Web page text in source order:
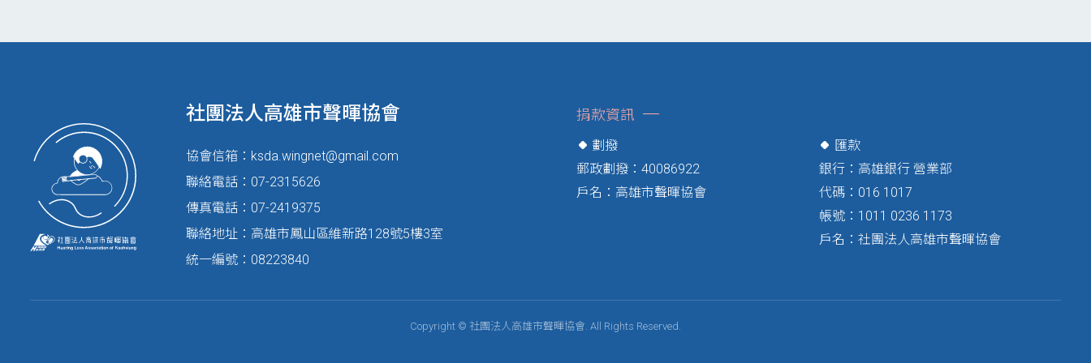
社團法人高雄市聲暉協會
協會信箱： ksda.wingnet@gmail.com
聯絡電話：07-2315626
傳真電話：07-2419375
聯絡地址：高雄市鳳山區維新路128號5樓3室
統一編號：08223840
捐款資訊
劃撥
郵政劃撥：40086922
戶名：高雄市聲暉協會
匯款
銀行：高雄銀行 營業部
代碼：016 1017
帳號：1011 0236 1173
戶名：社團法人高雄市聲暉協會
Copyright © 社團法人高雄市聲暉協會. All Rights Reserved.